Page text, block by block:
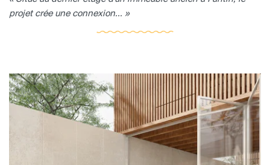
projet crée une connexion... »